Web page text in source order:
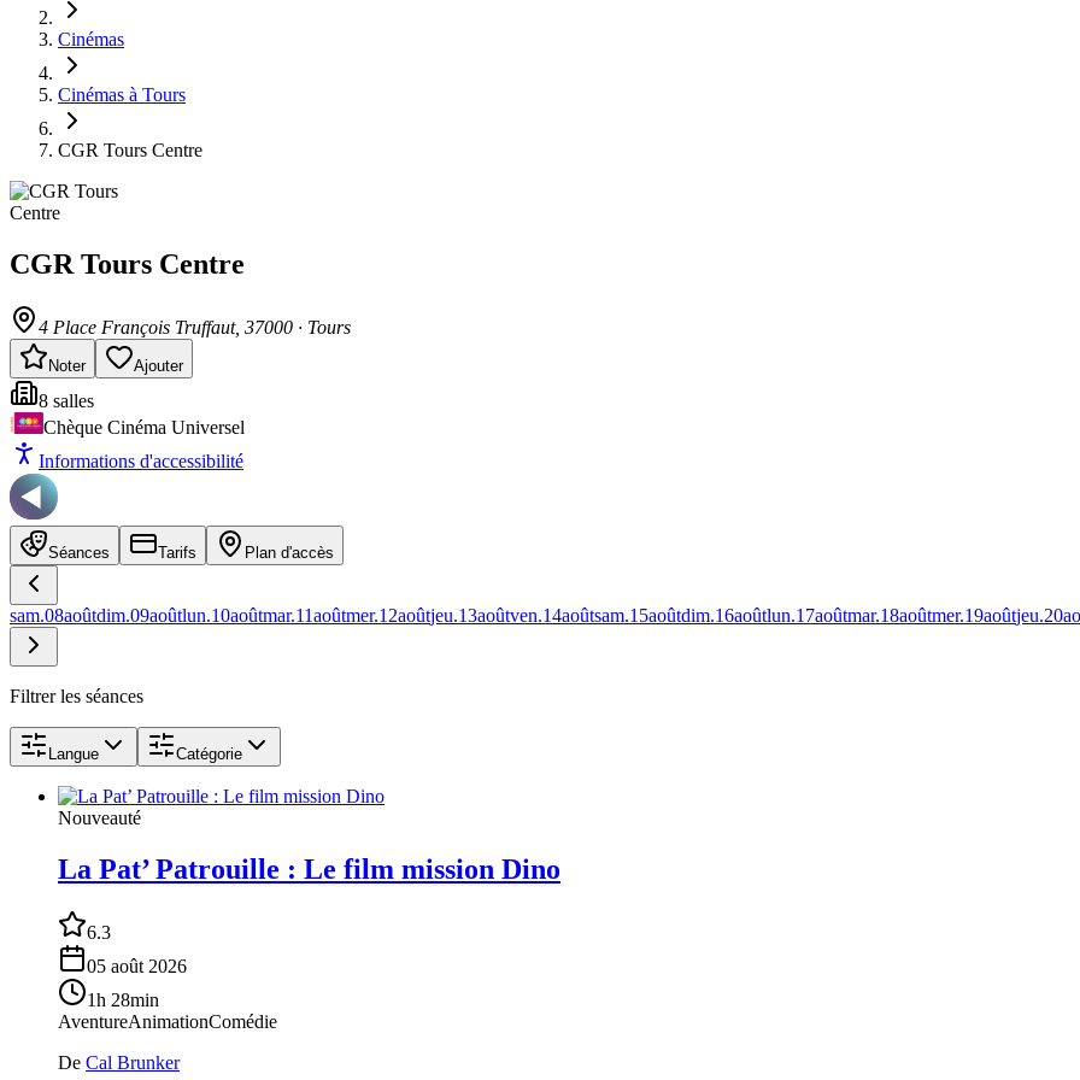
Cinémas
Cinémas à Tours
CGR Tours Centre
CGR Tours Centre
4 Place François Truffaut, 37000 · Tours
Noter Ajouter
8 salles
Chèque Cinéma Universel
Informations d'accessibilité
Séances Tarifs Plan d'accès
sam.08aoûtdim.09aoûtlun.10aoûtmar.11aoûtmer.12aoûtjeu.13aoûtven.14aoûtsam.15aoûtdim.16aoûtlun.17aoûtmar.18aoûtmer.19aoûtjeu.20
Filtrer les séances
Langue Catégorie
Nouveauté
La Pat’ Patrouille : Le film mission Dino
6.3
05 août 2026
1h 28min
AventureAnimationComédie
De Cal Brunker